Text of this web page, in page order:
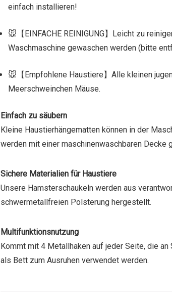
einfach installieren!
🐭【EINFACHE REINIGUNG】Leicht zu
Waschmaschine gewaschen werden (bitte
🐭【Empfohlene Haustiere】Alle kleinen
Meerschweinchen Mäuse.
Einfach zu säubern
Kleine Haustierhängematten können in der
werden mit einer maschinenwaschbaren Decke
Sichere Materialien für Haustiere
Unsere Hamsterschaukeln werden aus
schwermetallfreien Polsterung hergestellt.
Multifunktionsnutzung
Kommt mit 4 Metallhaken auf jeder Seite, die
als Bett zum Ausruhen verwendet werden.